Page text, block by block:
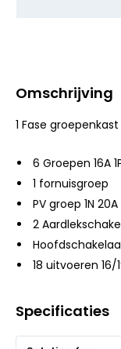
Specificaties
Meer
Omschrijving
1 Fase
6 Groepen 16A
1 fornuisgroep
PV groep 1N
2
18 uitvoeren